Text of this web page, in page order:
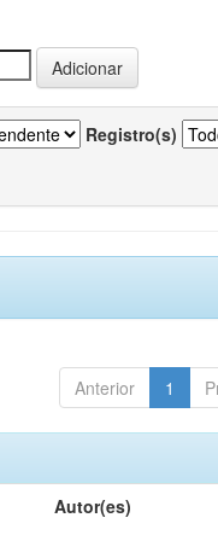
Registro(s)
Anterior 1
Autor(es)